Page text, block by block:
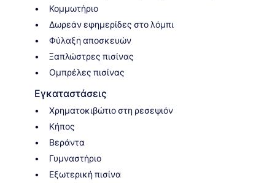
Κομμωτήριο
Δωρεάν εφημερίδες στο λόμπι
Φύλαξη αποσκευών
Ξαπλώστρες πισίνας
Ομπρέλες πισίνας
Εγκαταστάσεις
Χρηματοκιβώτιο στη ρεσεψιόν
Κήπος
Βεράντα
Γυμναστήριο
Εξωτερική πισίνα